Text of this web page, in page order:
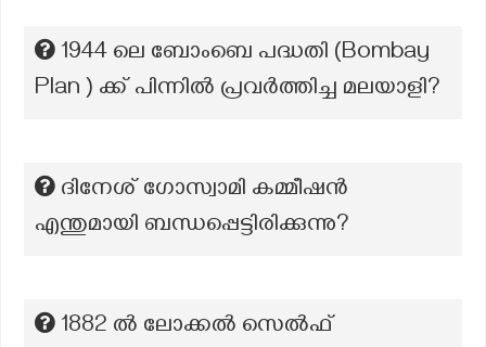
1944 ലെ ബോംബെ പദ്ധതി (Bombay
Plan ) ക്ക് പിന്നിൽ പ്രവർത്തിച്ച മലയാളി?
ദിനേശ് ഗോസ്വാമി കമ്മീഷൻ
എന്തുമായി ബന്ധപ്പെട്ടിരിക്കുന്നു?
1882 ൽ ലോക്കൽ സെൽഫ്